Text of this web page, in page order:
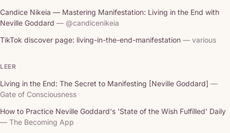
Candice Nikeia — Mastering Manifestation: Living in the End with
Neville Goddard — @candicenikeia
TikTok discover page: living-in-the-end-manifestation — various
LEER
Living in the End: The Secret to Manifesting [Neville Goddard] —
Gate of Consciousness
How to Practice Neville Goddard's 'State of the Wish Fulfilled' Daily
— The Becoming App